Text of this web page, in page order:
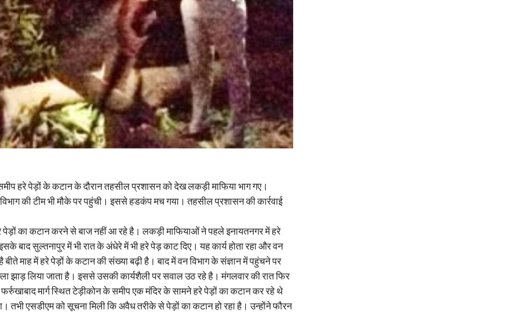
हरे पेड़ों के कटान के दौरान तहसील प्रशासन को देख लकड़ी माफिया भाग गए।
की टीम भी मौके पर पहुंची। इससे हडकंप मच गया। तहसील प्रशासन की कार्रवाई
पेड़ों का कटान करने से बाज नहीं आ रहे है। लकड़ी माफियाओं ने पहले इनायतनगर में हरे
बाद सुल्तनापुर में भी रात के अंधेरे में भी हरे पेड़ काट दिए। यह कार्य होता रहा और वन
बीते माह में हरे पेड़ों के कटान की संख्या बढ़ी है। बाद में वन विभाग के संज्ञान में पहुंचने पर
झाड़ लिया जाता है। इससे उसकी कार्यशैली पर सवाल उठ रहे है। मंगलवार की रात फिर
मार्ग स्थित टेड़ीकोन के समीप एक मंदिर के सामने हरे पेड़ों का कटान कर रहे थे
तभी एसडीएम को सूचना मिली कि अवैध तरीके से पेड़ों का कटान हो रहा है। उन्होंने फौरन